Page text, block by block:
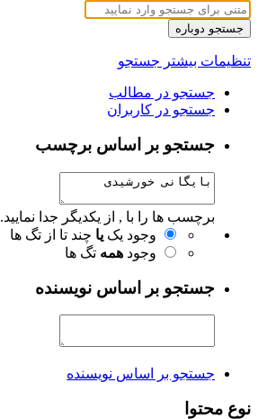
جستجو دوباره
تنظیمات بیشتر جستجو
جستجو در مطالب
جستجو در کاربران
جستجو بر اساس برچسب
برچسب ها را با , از یکدیگر جدا نمایید.
وجود یک یا چند تا از تگ ها
وجود همه تگ ها
جستجو بر اساس نویسنده
جستجو بر اساس نویسنده
نوع محتوا